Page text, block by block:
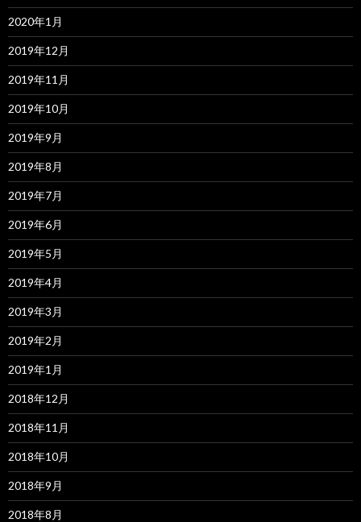
2020年1月
2019年12月
2019年11月
2019年10月
2019年9月
2019年8月
2019年7月
2019年6月
2019年5月
2019年4月
2019年3月
2019年2月
2019年1月
2018年12月
2018年11月
2018年10月
2018年9月
2018年8月